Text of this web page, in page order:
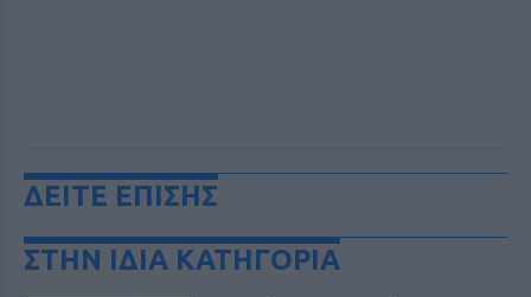
ΔΕΙΤΕ ΕΠΙΣΗΣ
ΣΤΗΝ ΙΔΙΑ ΚΑΤΗΓΟΡΙΑ